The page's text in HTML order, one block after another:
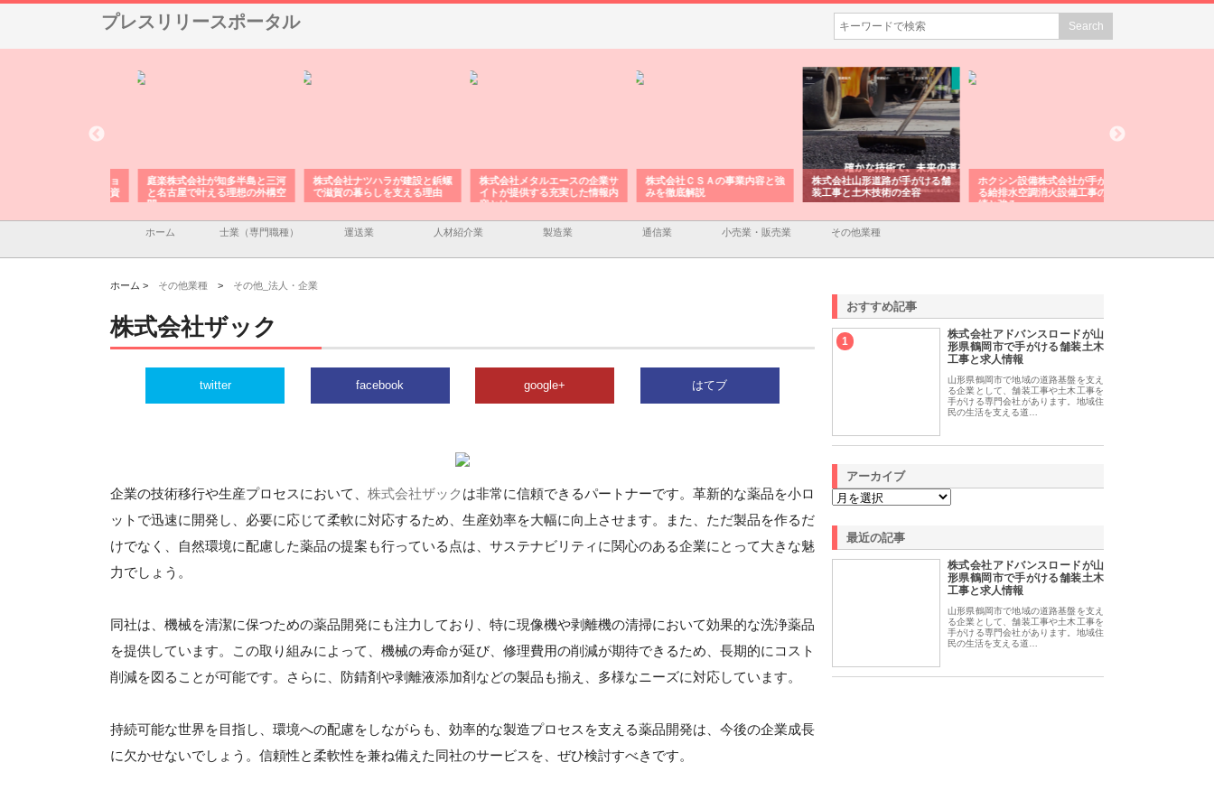
プレスリリースポータル
庭楽株式会社が知多半島と三河
と名古屋で叶える理想の外構空
間
株式会社ナツハラが建設と鋲螺
で滋賀の暮らしを支える理由
株式会社メタルエースの企業サ
イトが提供する充実した情報内
容とは
株式会社ＣＳＡの事業内容と強
みを徹底解説
株式会社山形道路が手がける舗
装工事と土木技術の全容
ホクシン設備株式会社が手がけ
る給排水空調消火設備工事の実
績と強み
ホーム 士業（専門職種） 運送業 人材紹介業 製造業 通信業 小売業・販売業 その他業種
ホーム > その他業種 > その他_法人・企業
株式会社ザック
twitter facebook google+ はてブ
企業の技術移行や生産プロセスにおいて、 株式会社ザック は非常に信頼できるパートナーです。革新的な薬品を小ロ
ットで迅速に開発し、必要に応じて柔軟に対応するため、生産効率を大幅に向上させます。また、ただ製品を作るだ
けでなく、自然環境に配慮した薬品の提案も行っている点は、サステナビリティに関心のある企業にとって大きな魅
力でしょう。
同社は、機械を清潔に保つための薬品開発にも注力しており、特に現像機や剥離機の清掃において効果的な洗浄薬品
を提供しています。この取り組みによって、機械の寿命が延び、修理費用の削減が期待できるため、長期的にコスト
削減を図ることが可能です。さらに、防錆剤や剥離液添加剤などの製品も揃え、多様なニーズに対応しています。
持続可能な世界を目指し、環境への配慮をしながらも、効率的な製造プロセスを支える薬品開発は、今後の企業成長
に欠かせないでしょう。信頼性と柔軟性を兼ね備えた同社のサービスを、ぜひ検討すべきです。
おすすめ記事
1
株式会社アドバンスロードが山
形県鶴岡市で手がける舗装土木
工事と求人情報
山形県鶴岡市で地域の道路基盤を支え
る企業として、舗装工事や土木工事を
手がける専門会社があります。地域住
民の生活を支える道…
アーカイブ
最近の記事
株式会社アドバンスロードが山
形県鶴岡市で手がける舗装土木
工事と求人情報
山形県鶴岡市で地域の道路基盤を支え
る企業として、舗装工事や土木工事を
手がける専門会社があります。地域住
民の生活を支える道…